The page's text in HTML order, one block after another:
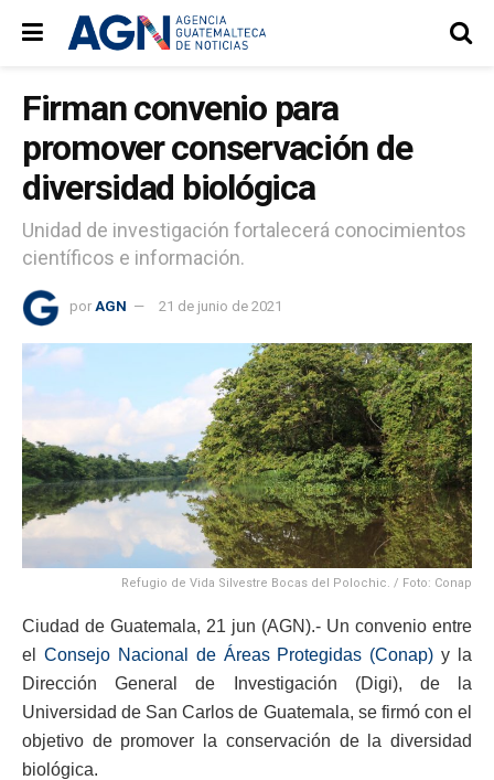
Firman convenio para
promover conservación de
diversidad biológica
Unidad de investigación fortalecerá conocimientos
científicos e información.
por AGN 21 de junio de 2021
Refugio de Vida Silvestre Bocas del Polochic. / Foto: Conap
Ciudad de Guatemala, 21 jun (AGN).- Un convenio entre
el Consejo Nacional de Áreas Protegidas (Conap) y la
Dirección General de Investigación (Digi), de la
Universidad de San Carlos de Guatemala, se firmó con el
objetivo de promover la conservación de la diversidad
biológica.